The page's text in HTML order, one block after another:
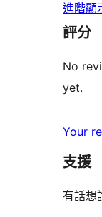
進階顯
評分
No
yet.
Your
支援
有話想